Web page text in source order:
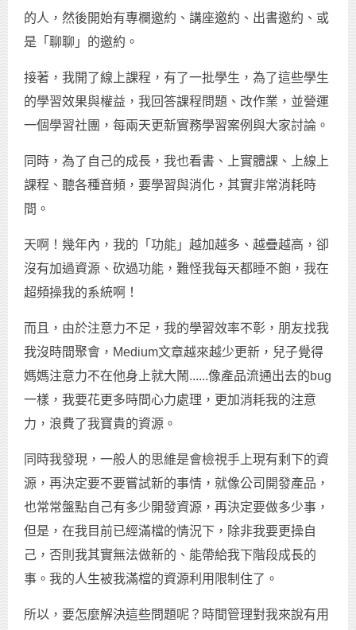
的人，然後開始有專欄邀約、講座邀約、出書邀約、或
是「聊聊」的邀約。
接著，我開了線上課程，有了一批學生，為了這些學生
的學習效果與權益，我回答課程問題、改作業，並營運
一個學習社團，每兩天更新實務學習案例與大家討論。
同時，為了自己的成長，我也看書、上實體課、上線上
課程、聽各種音頻，要學習與消化，其實非常消耗時
間。
天啊！幾年內，我的「功能」越加越多、越疊越高，卻
沒有加過資源、砍過功能，難怪我每天都睡不飽，我在
超頻操我的系統啊！
而且，由於注意力不足，我的學習效率不彰，朋友找我
我沒時間聚會，Medium文章越來越少更新，兒子覺得
媽媽注意力不在他身上就大鬧......像產品流通出去的bug
一樣，我要花更多時間心力處理，更加消耗我的注意
力，浪費了我寶貴的資源。
同時我發現，一般人的思維是會檢視手上現有剩下的資
源，再決定要不要嘗試新的事情，就像公司開發產品，
也常常盤點自己有多少開發資源，再決定要做多少事，
但是，在我目前已經滿檔的情況下，除非我要更操自
己，否則我其實無法做新的、能帶給我下階段成長的
事。我的人生被我滿檔的資源利用限制住了。
所以，要怎麼解決這些問題呢？時間管理對我來說有用